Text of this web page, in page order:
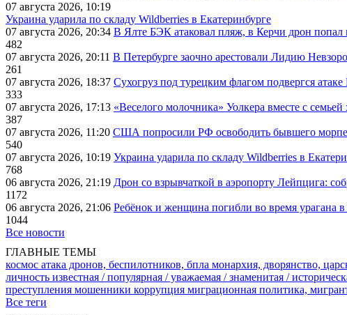
07 августа 2026, 10:19
Украина ударила по складу Wildberries в Екатеринбурге
07 августа 2026, 20:34 В Ялте БЭК атаковал пляж, в Керчи дрон
482
07 августа 2026, 20:11 В Петербурге заочно арестовали Лидию
261
07 августа 2026, 18:37 Сухогруз под турецким флагом подвергся
333
07 августа 2026, 17:13 «Веселого молочника» Уолкера вместе с
387
07 августа 2026, 11:20 США попросили РФ освободить бывшего
540
07 августа 2026, 10:19 Украина ударила по складу Wildberries в
768
06 августа 2026, 21:19 Дрон со взрывчаткой в аэропорту Лейпцига:
1172
06 августа 2026, 21:06 Ребёнок и женщина погибли во время урагана
1044
Все новости
ГЛАВНЫЕ ТЕМЫ
космос атака дронов, беспилотников, бпла монархия, дворянство,
личность известная / популярная / уважаемая / знаменитая /
преступления мошенники коррупция миграционная политика,
Все теги